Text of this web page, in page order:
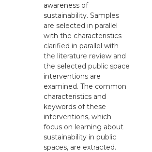
awareness of
sustainability. Samples
are selected in parallel
with the characteristics
clarified in parallel with
the literature review and
the selected public space
interventions are
examined. The common
characteristics and
keywords of these
interventions, which
focus on learning about
sustainability in public
spaces, are extracted.